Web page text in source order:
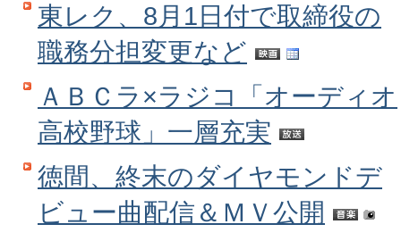
東レク、8月1日付で取締役の
職務分担変更など
ＡＢＣラ×ラジコ「オーディオ
高校野球」一層充実
徳間、終末のダイヤモンドデ
ビュー曲配信＆ＭＶ公開